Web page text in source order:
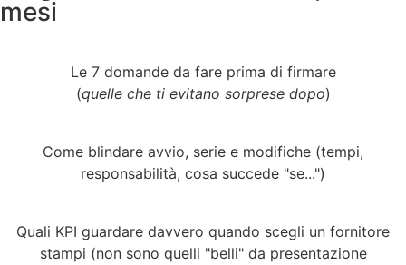
mesi
Le 7 domande da fare prima di firmare
(quelle che ti evitano sorprese dopo)
Come blindare avvio, serie e modifiche (tempi,
responsabilità, cosa succede "se...")
Quali KPI guardare davvero quando scegli un fornitore
stampi (non sono quelli "belli" da presentazione